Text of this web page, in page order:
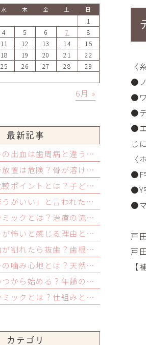
〈
●
●
●
●
じ
〈
●F
●Y
●
戸
戸
【
水 木 金 土 日
1
4 5 6 7
8
11 12 13 14
15
18 19 20 21
22
25 26 27 28
29
6月 »
最新記事
インプラントの出血は歯周病と違う？進行速度と症状の特徴を解説
歯のグラグラ放置は危険？骨が溶ける仕組みと抜歯を避ける受診目安
小児矯正の比較ポイントとは？子どもならではの見極め方を解説
「抜歯したほうがいい」と言われたら？抜歯後の治療計画を立てる前に知っておくべき3つのこと
歯に貼るセラミックとは？治療の流れや料金と長持ちさせるコツ
インプラントが怖いと感じる理由とは？不安の正体と向き合い方を解説
神経なしの歯が割れたら抜歯？歯根破折で後悔しない3つの選択肢
インプラントの噛み心地とは？天然歯との違いと慣れるまでの経過を解説
小児矯正はいつから始める？年齢の目安と症状別の適切なタイミング
削らないセラミックとは？仕組みと料金や後悔しないための注意点
カテゴリ